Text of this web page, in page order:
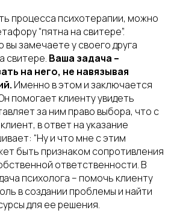
процесса психотерапии, можно
“пятна на свитере”.
вы замечаете у своего друга
свитере. Ваша задача –
на него, не навязывая
Именно в этом и заключается
помогает клиенту увидеть
за ним право выбора, что с
в ответ на указание
“Ну и что мне с этим
быть признаком сопротивления
ответственности. В
психолога – помочь клиенту
в создании проблемы и найти
для ее решения.